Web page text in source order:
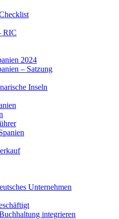
RIC
2024
– Satzung
Inseln
Unternehmen
integrieren